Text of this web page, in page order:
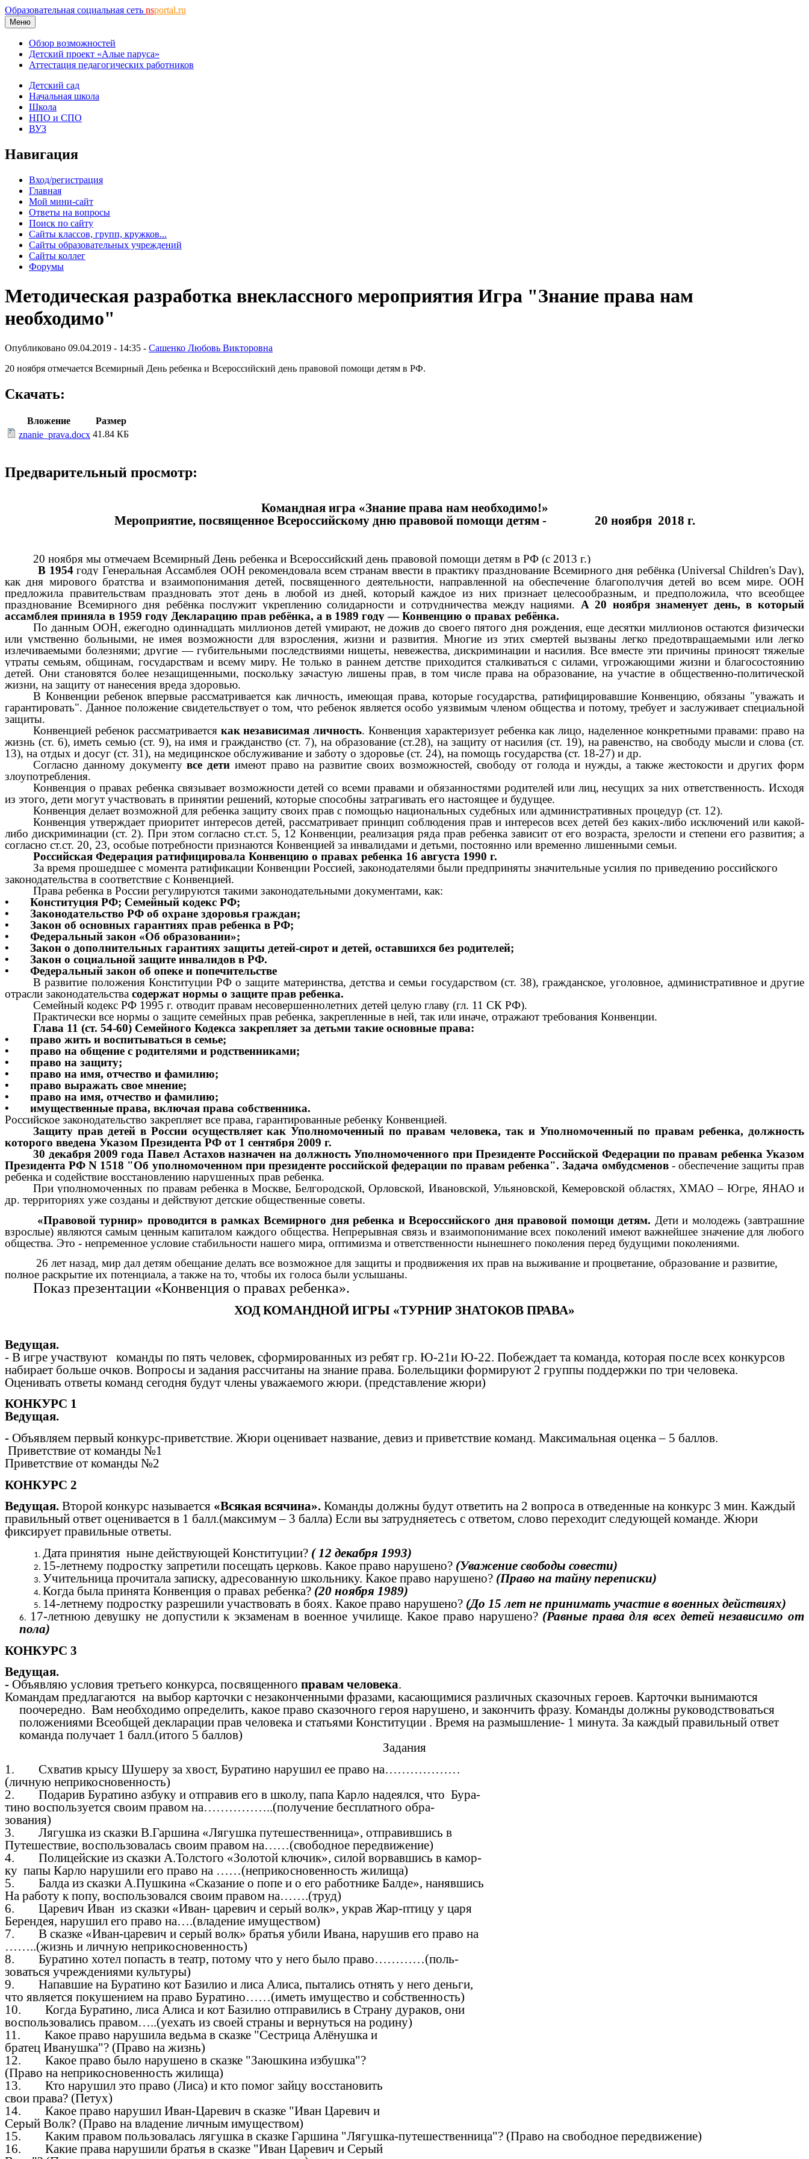
Образовательная социальная сеть nsportal.ru
Меню
Обзор возможностей
Детский проект «Алые паруса»
Аттестация педагогических работников
Детский сад
Начальная школа
Школа
НПО и СПО
ВУЗ
Навигация
Вход/регистрация
Главная
Мой мини-сайт
Ответы на вопросы
Поиск по сайту
Сайты классов, групп, кружков...
Сайты образовательных учреждений
Сайты коллег
Форумы
Методическая разработка внеклассного мероприятия Игра "Знание права нам
необходимо"
Опубликовано 09.04.2019 - 14:35 - Сашенко Любовь Викторовна
20 ноября отмечается Всемирный День ребенка и Всероссийский день правовой помощи детям в РФ.
Скачать:
Вложение
Размер
znanie_prava.docx 41.84 КБ
Предварительный просмотр:
Командная игра «Знание права нам необходимо!»
Мероприятие, посвященное Всероссийскому дню правовой помощи детям - 20 ноября 2018 г.
20 ноября мы отмечаем Всемирный День ребенка и Всероссийский день правовой помощи детям в РФ (с 2013 г.)
В 1954году Генеральная Ассамблея ООН рекомендовала всем странам ввести в практику празднование Всемирного дня ребёнка (Universal Children's Day),
как дня мирового братства и взаимопонимания детей, посвященного деятельности, направленной на обеспечение благополучия детей во всем мире. ООН
предложила правительствам праздновать этот день в любой из дней, который каждое из них признает целесообразным, и предположила, что всеобщее
празднование Всемирного дня ребёнка послужит укреплению солидарности и сотрудничества между нациями. А 20 ноября знаменует день, в который
ассамблея приняла в 1959 году Декларацию прав ребёнка, а в 1989 году — Конвенцию о правах ребёнка.
По данным ООН, ежегодно одиннадцать миллионов детей умирают, не дожив до своего пятого дня рождения, еще десятки миллионов остаются физически
или умственно больными, не имея возможности для взросления, жизни и развития. Многие из этих смертей вызваны легко предотвращаемыми или легко
излечиваемыми болезнями; другие — губительными последствиями нищеты, невежества, дискриминации и насилия. Все вместе эти причины приносят тяжелые
утраты семьям, общинам, государствам и всему миру. Не только в раннем детстве приходится сталкиваться с силами, угрожающими жизни и благосостоянию
детей. Они становятся более незащищенными, поскольку зачастую лишены прав, в том числе права на образование, на участие в общественно-политической
жизни, на защиту от нанесения вреда здоровью.
В Конвенции ребенок впервые рассматривается как личность, имеющая права, которые государства, ратифицировавшие Конвенцию, обязаны "уважать и
гарантировать". Данное положение свидетельствует о том, что ребенок является особо уязвимым членом общества и потому, требует и заслуживает специальной
защиты.
Конвенцией ребенок рассматривается как независимая личность. Конвенция характеризует ребенка как лицо, наделенное конкретными правами: право на
жизнь (ст. 6), иметь семью (ст. 9), на имя и гражданство (ст. 7), на образование (ст.28), на защиту от насилия (ст. 19), на равенство, на свободу мысли и слова (ст.
13), на отдых и досуг (ст. 31), на медицинское обслуживание и заботу о здоровье (ст. 24), на помощь государства (ст. 18-27) и др.
Согласно данному документувсе дети имеют право на развитие своих возможностей, свободу от голода и нужды, а также жестокости и других форм
злоупотребления.
Конвенция о правах ребенка связывает возможности детей со всеми правами и обязанностями родителей или лиц, несущих за них ответственность. Исходя
из этого, дети могут участвовать в принятии решений, которые способны затрагивать его настоящее и будущее.
Конвенция делает возможной для ребенка защиту своих прав с помощью национальных судебных или административных процедур (ст. 12).
Конвенция утверждает приоритет интересов детей, рассматривает принцип соблюдения прав и интересов всех детей без каких-либо исключений или какой-
либо дискриминации (ст. 2). При этом согласно ст.ст. 5, 12 Конвенции, реализация ряда прав ребенка зависит от его возраста, зрелости и степени его развития; а
согласно ст.ст. 20, 23, особые потребности признаются Конвенцией за инвалидами и детьми, постоянно или временно лишенными семьи.
Российская Федерация ратифицировала Конвенцию о правах ребенка 16 августа 1990 г.
За время прошедшее с момента ратификации Конвенции Россией, законодателями были предприняты значительные усилия по приведению российского
законодательства в соответствие с Конвенцией.
Права ребенка в России регулируются такими законодательными документами, как:
•
Конституция РФ; Семейный кодекс РФ;
•
Законодательство РФ об охране здоровья граждан;
•
Закон об основных гарантиях прав ребенка в РФ;
•
Федеральный закон «Об образовании»;
•
Закон о дополнительных гарантиях защиты детей-сирот и детей, оставшихся без родителей;
•
Закон о социальной защите инвалидов в РФ.
•
Федеральный закон об опеке и попечительстве
В развитие положения Конституции РФ о защите материнства, детства и семьи государством (ст. 38), гражданское, уголовное, административное и другие
отрасли законодательства содержат нормы о защите прав ребенка.
Семейный кодекс РФ 1995 г. отводит правам несовершеннолетних детей целую главу (гл. 11 СК РФ).
Практически все нормы о защите семейных прав ребенка, закрепленные в ней, так или иначе, отражают требования Конвенции.
Глава 11 (ст. 54-60) Семейного Кодекса закрепляет за детьми такие основные права:
•
право жить и воспитываться в семье;
•
право на общение с родителями и родственниками;
•
право на защиту;
•
право на имя, отчество и фамилию;
•
право выражать свое мнение;
•
право на имя, отчество и фамилию;
•
имущественные права, включая права собственника.
Российское законодательство закрепляет все права, гарантированные ребенку Конвенцией.
Защиту прав детей в России осуществляет как Уполномоченный по правам человека, так и Уполномоченный по правам ребенка, должность
которого введена Указом Президента РФ от 1 сентября 2009 г.
30 декабря 2009 года Павел Астахов назначен на должность Уполномоченного при Президенте Российской Федерации по правам ребенка Указом
Президента РФ N 1518 "Об уполномоченном при президенте российской федерации по правам ребенка". Задача омбудсменов- обеспечение защиты прав
ребенка и содействие восстановлению нарушенных прав ребенка.
При уполномоченных по правам ребенка в Москве, Белгородской, Орловской, Ивановской, Ульяновской, Кемеровской областях, ХМАО – Югре, ЯНАО и
др. территориях уже созданы и действуют детские общественные советы.
«Правовой турнир» проводится в рамках Всемирного дня ребенка и Всероссийского дня правовой помощи детям. Дети и молодежь (завтрашние
взрослые) являются самым ценным капиталом каждого общества. Непрерывная связь и взаимопонимание всех поколений имеют важнейшее значение для любого
общества. Это - непременное условие стабильности нашего мира, оптимизма и ответственности нынешнего поколения перед будущими поколениями.
26 лет назад, мир дал детям обещание делать все возможное для защиты и продвижения их прав на выживание и процветание, образование и развитие,
полное раскрытие их потенциала, а также на то, чтобы их голоса были услышаны.
Показ презентации «Конвенция о правах ребенка».
ХОД КОМАНДНОЙ ИГРЫ «ТУРНИР ЗНАТОКОВ ПРАВА»
Ведущая.
- В игре участвуют команды по пять человек, сформированных из ребят гр. Ю-21и Ю-22. Побеждает та команда, которая после всех конкурсов
набирает больше очков. Вопросы и задания рассчитаны на знание права. Болельщики формируют 2 группы поддержки по три человека.
Оценивать ответы команд сегодня будут члены уважаемого жюри. (представление жюри)
КОНКУРС 1
Ведущая.
- Объявляем первый конкурс-приветствие. Жюри оценивает название, девиз и приветствие команд. Максимальная оценка – 5 баллов.
Приветствие от команды №1
Приветствие от команды №2
КОНКУРС 2
Ведущая. Второй конкурс называется «Всякая всячина». Команды должны будут ответить на 2 вопроса в отведенные на конкурс 3 мин. Каждый
правильный ответ оценивается в 1 балл.(максимум – 3 балла) Если вы затрудняетесь с ответом, слово переходит следующей команде. Жюри
фиксирует правильные ответы.
Дата принятия ныне действующей Конституции? ( 12 декабря 1993)
15-летнему подростку запретили посещать церковь. Какое право нарушено? (Уважение свободы совести)
Учительница прочитала записку, адресованную школьнику. Какое право нарушено? (Право на тайну переписки)
Когда была принята Конвенция о правах ребенка? (20 ноября 1989)
14-летнему подростку разрешили участвовать в боях. Какое право нарушено? (До 15 лет не принимать участие в военных действиях)
17-летнюю девушку не допустили к экзаменам в военное училище. Какое право нарушено? (Равные права для всех детей независимо от
пола)
КОНКУРС 3
Ведущая.
- Объявляю условия третьего конкурса, посвященного правам человека.
Командам предлагаются на выбор карточки с незаконченными фразами, касающимися различных сказочных героев. Карточки вынимаются
поочередно. Вам необходимо определить, какое право сказочного героя нарушено, и закончить фразу. Команды должны руководствоваться
положениями Всеобщей декларации прав человека и статьями Конституции . Время на размышление- 1 минута. За каждый правильный ответ
команда получает 1 балл.(итого 5 баллов)
Задания
1. Схватив крысу Шушеру за хвост, Буратино нарушил ее право на………………
(личную неприкосновенность)
2. Подарив Буратино азбуку и отправив его в школу, папа Карло надеялся, что Бура-
тино воспользуется своим правом на……………..(получение бесплатного обра-
зования)
3. Лягушка из сказки В.Гаршина «Лягушка путешественница», отправившись в
Путешествие, воспользовалась своим правом на……(свободное передвижение)
4. Полицейские из сказки А.Толстого «Золотой ключик», силой ворвавшись в камор-
ку папы Карло нарушили его право на ……(неприкосновенность жилища)
5. Балда из сказки А.Пушкина «Сказание о попе и о его работнике Балде», нанявшись
На работу к попу, воспользовался своим правом на…….(труд)
6. Царевич Иван из сказки «Иван- царевич и серый волк», украв Жар-птицу у царя
Берендея, нарушил его право на….(владение имуществом)
7. В сказке «Иван-царевич и серый волк» братья убили Ивана, нарушив его право на
……..(жизнь и личную неприкосновенность)
8. Буратино хотел попасть в театр, потому что у него было право…………(поль-
зоваться учреждениями культуры)
9. Напавшие на Буратино кот Базилио и лиса Алиса, пытались отнять у него деньги,
что является покушением на право Буратино……(иметь имущество и собственность)
10. Когда Буратино, лиса Алиса и кот Базилио отправились в Страну дураков, они
воспользовались правом…..(уехать из своей страны и вернуться на родину)
11. Какое право нарушила ведьма в сказке "Сестрица Алёнушка и
братец Иванушка"? (Право на жизнь)
12. Какое право было нарушено в сказке "Заюшкина избушка"?
(Право на неприкосновенность жилища)
13. Кто нарушил это право (Лиса) и кто помог зайцу восстановить
свои права? (Петух)
14. Какое право нарушил Иван-Царевич в сказке "Иван Царевич и
Серый Волк? (Право на владение личным имуществом)
15. Каким правом пользовалась лягушка в сказке Гаршина "Лягушка-путешественница"? (Право на свободное передвижение)
16. Какие права нарушили братья в сказке "Иван Царевич и Серый